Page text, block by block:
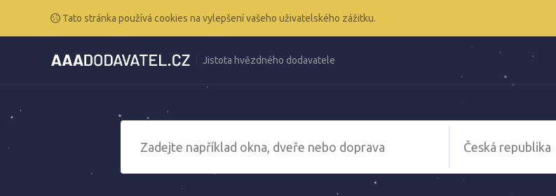
Tato stránka používá cookies na vylepšení vašeho uživatelského zážitku.
Jistota hvězdného dodavatele